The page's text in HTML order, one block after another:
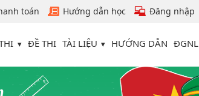
toán Hướng dẫn học Đăng nhập
ĐỀ THI TÀI LIỆU HƯỚNG DẪN ĐGNL